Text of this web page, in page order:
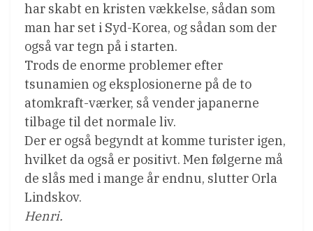
har skabt en kristen vækkelse, sådan som
man har set i Syd-Korea, og sådan som der
også var tegn på i starten.
Trods de enorme problemer efter
tsunamien og eksplosionerne på de to
atomkraft-værker, så vender japanerne
tilbage til det normale liv.
Der er også begyndt at komme turister igen,
hvilket da også er positivt. Men følgerne må
de slås med i mange år endnu, slutter Orla
Lindskov.
Henri.